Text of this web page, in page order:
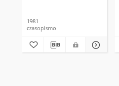
1981
czasopismo